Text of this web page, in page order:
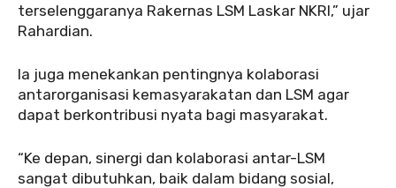
terselenggaranya Rakernas LSM Laskar NKRI,” ujar
Rahardian.
‎‎Ia juga menekankan pentingnya kolaborasi
antarorganisasi kemasyarakatan dan LSM agar
dapat berkontribusi nyata bagi masyarakat.
‎‎“Ke depan, sinergi dan kolaborasi antar-LSM
sangat dibutuhkan, baik dalam bidang sosial,